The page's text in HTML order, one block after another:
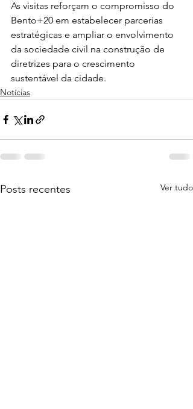
As visitas reforçam o compromisso do
Bento+20 em estabelecer parcerias
estratégicas e ampliar o envolvimento
da sociedade civil na construção de
diretrizes para o crescimento
sustentável da cidade.
Notícias
Posts recentes Ver tudo